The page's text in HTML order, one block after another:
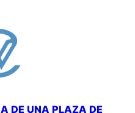
DE UNA PLAZA DE